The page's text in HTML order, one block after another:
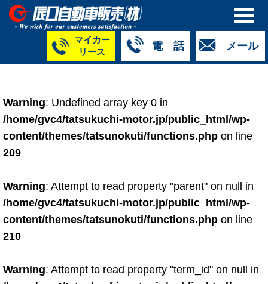
メール
電 話
4427
050-5268-
8009
2318
0024
2424
4430
マイカー
リース
Warning: Undefined array key 0 in
/home/gvc4/tatsukuchi-motor.jp/public_html/wp-
content/themes/tatsunokuti/functions.php on line
209
Warning: Attempt to read property "parent" on null in
/home/gvc4/tatsukuchi-motor.jp/public_html/wp-
content/themes/tatsunokuti/functions.php on line
210
Warning: Attempt to read property "term_id" on null in